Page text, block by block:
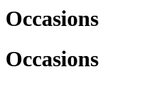
Occasions
Occasions